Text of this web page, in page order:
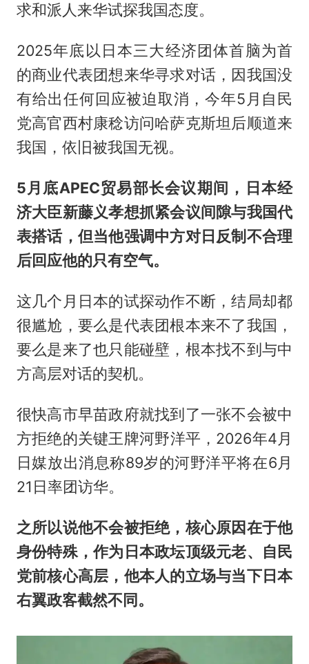
求和派人来华试探我国态度。
2025年底以日本三大经济团体首脑为首
的商业代表团想来华寻求对话，因我国没
有给出任何回应被迫取消，今年5月自民
党高官西村康稔访问哈萨克斯坦后顺道来
我国，依旧被我国无视。
5月底APEC贸易部长会议期间，日本经
济大臣新藤义孝想抓紧会议间隙与我国代
表搭话，但当他强调中方对日反制不合理
后回应他的只有空气。
这几个月日本的试探动作不断，结局却都
很尴尬，要么是代表团根本来不了我国，
要么是来了也只能碰壁，根本找不到与中
方高层对话的契机。
很快高市早苗政府就找到了一张不会被中
方拒绝的关键王牌河野洋平，2026年4月
日媒放出消息称89岁的河野洋平将在6月
21日率团访华。
之所以说他不会被拒绝，核心原因在于他
身份特殊，作为日本政坛顶级元老、自民
党前核心高层，他本人的立场与当下日本
右翼政客截然不同。